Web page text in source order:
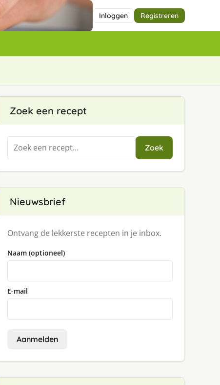
Inloggen Registreren
Zoek een recept
Zoeken
naar:
Zoek
Nieuwsbrief
Ontvang de lekkerste recepten in je inbox.
Naam (optioneel)
E-mail
Aanmelden